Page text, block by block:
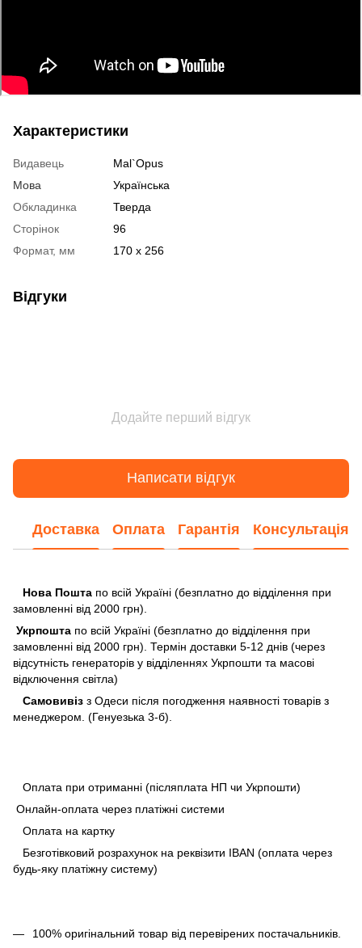
Характеристики
Видавець
Mal`Opus
Мова
Українська
Обкладинка
Тверда
Сторінок
96
Формат, мм
170 x 256
Відгуки
Додайте перший відгук
Написати відгук
Доставка Оплата Гарантія Консультація
Нова Пошта по всій Україні (безплатно до відділення при
замовленні від 2000 грн).
Укрпошта по всій Україні (безплатно до відділення при
замовленні від 2000 грн). Термін доставки 5-12 днів (через
відсутність генераторів у відділеннях Укрпошти та масові
відключення світла)
Самовивіз з Одеси після погодження наявності товарів з
менеджером. (Генуезька 3-б).
Оплата при отриманні (післяплата НП чи Укрпошти)
Онлайн-оплата через платіжні системи
Оплата на картку
Безготівковий розрахунок на реквізити IBAN (оплата через
будь-яку платіжну систему)
100% оригінальний товар від перевірених постачальників.